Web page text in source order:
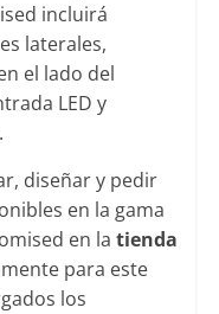
incluirá
laterales,
el lado del
LED y
diseñar y pedir
en la gama
en la tienda
para este
los